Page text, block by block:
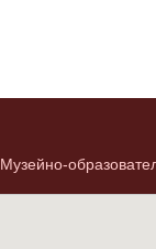
Музейно-